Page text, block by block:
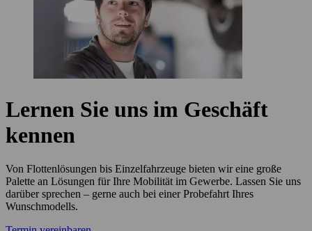
Lernen Sie uns im Geschäft
kennen
Von Flottenlösungen bis Einzelfahrzeuge bieten wir eine große
Palette an Lösungen für Ihre Mobilität im Gewerbe. Lassen Sie uns
darüber sprechen – gerne auch bei einer Probefahrt Ihres
Wunschmodells.